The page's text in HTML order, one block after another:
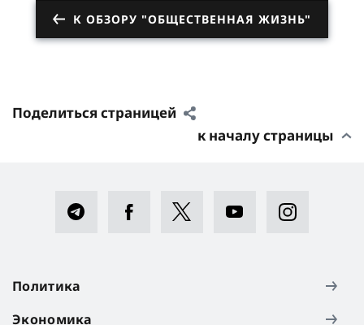
К ОБЗОРУ "ОБЩЕСТВЕННАЯ ЖИЗНЬ"
Поделиться страницей
к началу страницы
Политика
Экономика